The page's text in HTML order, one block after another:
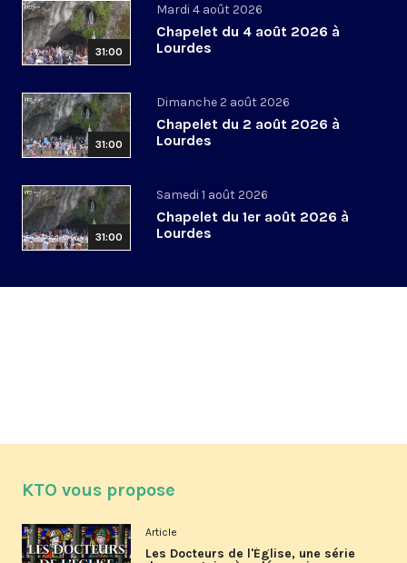
31:00
Mardi 4 août 2026
Chapelet du 4 août 2026 à
Lourdes
31:00
Dimanche 2 août 2026
Chapelet du 2 août 2026 à
Lourdes
31:00
Samedi 1 août 2026
Chapelet du 1er août 2026 à
Lourdes
KTO vous propose
Article
Les Docteurs de l'Église, une série